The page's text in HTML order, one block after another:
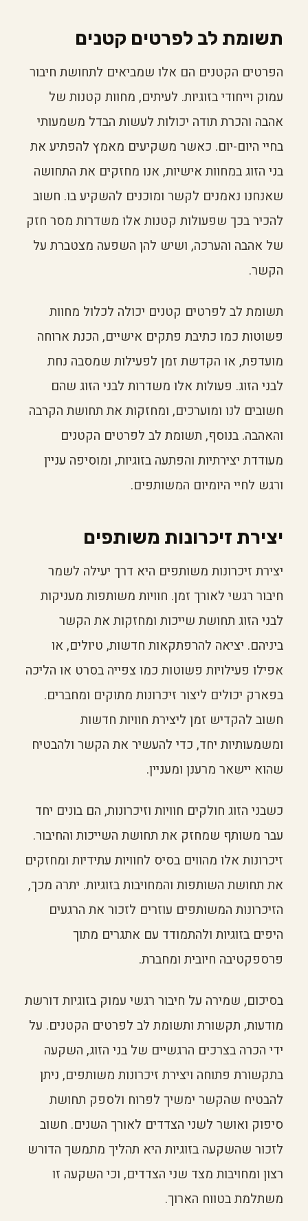
תשומת לב לפרטים קטנים
הפרטים הקטנים הם אלו שמביאים לתחושת חיבור
עמוק וייחודי בזוגיות. לעיתים, מחוות קטנות של
אהבה והכרת תודה יכולות לעשות הבדל משמעותי
בחיי היום-יום. כאשר משקיעים מאמץ להפתיע את
בני הזוג במחוות אישיות, אנו מחזקים את התחושה
שאנחנו נאמנים לקשר ומוכנים להשקיע בו. חשוב
להכיר בכך שפעולות קטנות אלו משדרות מסר חזק
של אהבה והערכה, ושיש להן השפעה מצטברת על
הקשר.
תשומת לב לפרטים קטנים יכולה לכלול מחוות
פשוטות כמו כתיבת פתקים אישיים, הכנת ארוחה
מועדפת, או הקדשת זמן לפעילות שמסבה נחת
לבני הזוג. פעולות אלו משדרות לבני הזוג שהם
חשובים לנו ומוערכים, ומחזקות את תחושת הקרבה
והאהבה. בנוסף, תשומת לב לפרטים הקטנים
מעודדת יצירתיות והפתעה בזוגיות, ומוסיפה עניין
ורגש לחיי היומיום המשותפים.
יצירת זיכרונות משותפים
יצירת זיכרונות משותפים היא דרך יעילה לשמר
חיבור רגשי לאורך זמן. חוויות משותפות מעניקות
לבני הזוג תחושת שייכות ומחזקות את הקשר
ביניהם. יציאה להרפתקאות חדשות, טיולים, או
אפילו פעילויות פשוטות כמו צפייה בסרט או הליכה
בפארק יכולים ליצור זיכרונות מתוקים ומחברים.
חשוב להקדיש זמן ליצירת חוויות חדשות
ומשמעותיות יחד, כדי להעשיר את הקשר ולהבטיח
שהוא יישאר מרענן ומעניין.
כשבני הזוג חולקים חוויות וזיכרונות, הם בונים יחד
עבר משותף שמחזק את תחושת השייכות והחיבור.
זיכרונות אלו מהווים בסיס לחוויות עתידיות ומחזקים
את תחושת השותפות והמחויבות בזוגיות. יתרה מכך,
הזיכרונות המשותפים עוזרים לזכור את הרגעים
היפים בזוגיות ולהתמודד עם אתגרים מתוך
פרספקטיבה חיובית ומחברת.
בסיכום, שמירה על חיבור רגשי עמוק בזוגיות דורשת
מודעות, תקשורת ותשומת לב לפרטים הקטנים. על
ידי הכרה בצרכים הרגשיים של בני הזוג, השקעה
בתקשורת פתוחה ויצירת זיכרונות משותפים, ניתן
להבטיח שהקשר ימשיך לפרוח ולספק תחושת
סיפוק ואושר לשני הצדדים לאורך השנים. חשוב
לזכור שהשקעה בזוגיות היא תהליך מתמשך הדורש
רצון ומחויבות מצד שני הצדדים, וכי השקעה זו
משתלמת בטווח הארוך.